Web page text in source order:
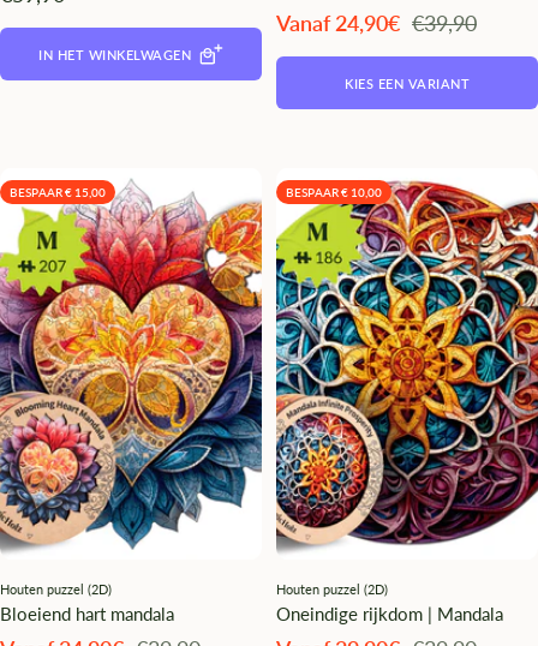
IN HET WINKELWAGEN
Angebotspreis
Vanaf 24,90€ Regulärer
€39,90
KIES EEN VARIANT
BESPAAR € 15,00
Houten puzzel (2D)
Bloeiend hart mandala
BESPAAR € 10,00
Houten puzzel (2D)
Oneindige rijkdom | Mandala